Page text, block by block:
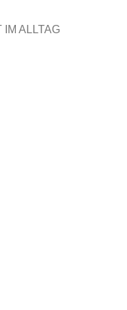
IM ALLTAG